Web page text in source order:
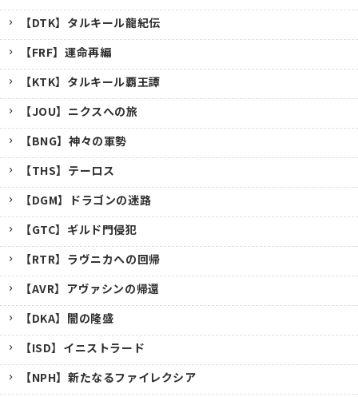
【DTK】タルキール龍紀伝
【FRF】運命再編
【KTK】タルキール覇王譚
【JOU】ニクスへの旅
【BNG】神々の軍勢
【THS】テーロス
【DGM】ドラゴンの迷路
【GTC】ギルド門侵犯
【RTR】ラヴニカへの回帰
【AVR】アヴァシンの帰還
【DKA】闇の隆盛
【ISD】イニストラード
【NPH】新たなるファイレクシア